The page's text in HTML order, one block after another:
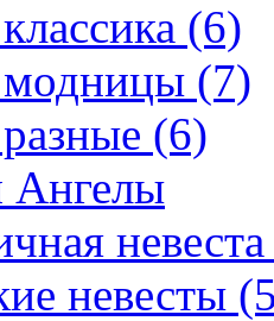
(6)
(7)
(6)
Ангелы
невесты